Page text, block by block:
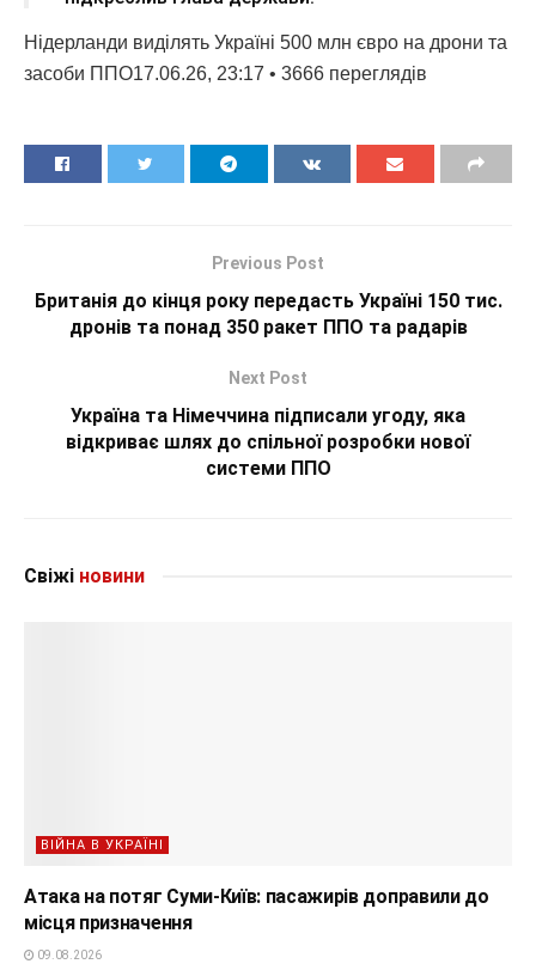
Нідерланди виділять Україні 500 млн євро на дрони та
засоби ППО17.06.26, 23:17 • 3666 переглядiв
Previous Post
Британія до кінця року передасть Україні 150 тис.
дронів та понад 350 ракет ППО та радарів
Next Post
Україна та Німеччина підписали угоду, яка
відкриває шлях до спільної розробки нової
системи ППО
Свіжі новини
ВІЙНА В УКРАЇНІ
Атака на потяг Суми-Київ: пасажирів доправили до
місця призначення
09.08.2026